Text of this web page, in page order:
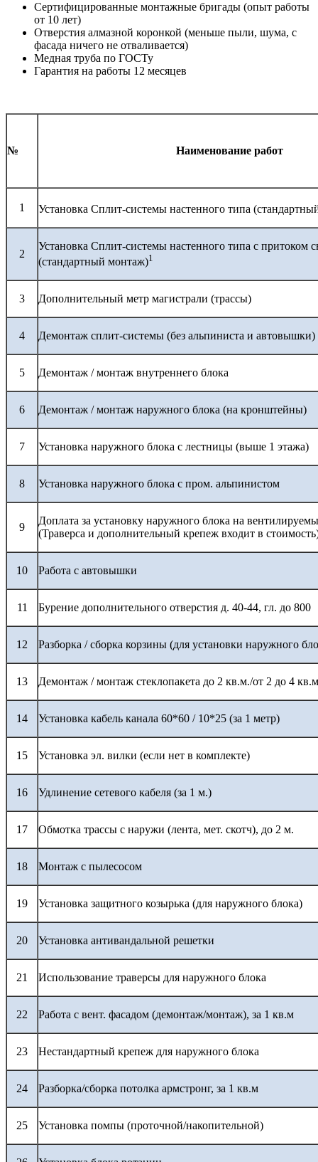
Сертифицированные монтажные бригады (опыт работы
от 10 лет)
Отверстия алмазной коронкой (меньше пыли, шума, с
фасада ничего не отваливается)
Медная труба по ГОСТу
Гарантия на работы 12 месяцев
№ Наименование работ
1 Установка Сплит-системы настенного типа
2
Установка Сплит-системы настенного типа с притоком
(стандартный монтаж)1
3 Дополнительный метр магистрали (трассы)
4 Демонтаж сплит-системы (без альпиниста и автовышки)
5 Демонтаж / монтаж внутреннего блока
6 Демонтаж / монтаж наружного блока (на кронштейны)
7 Установка наружного блока с лестницы (выше 1 этажа)
8 Установка наружного блока с пром. альпинистом
9
Доплата за установку наружного блока на
(Траверса и дополнительный крепеж входит в
10 Работа с автовышки
11 Бурение дополнительного отверстия д. 40-44, гл. до 800
12 Разборка / сборка корзины (для установки наружного
13 Демонтаж / монтаж стеклопакета до 2 кв.м./от 2 до 4
14 Установка кабель канала 60*60 / 10*25 (за 1 метр)
15 Установка эл. вилки (если нет в комплекте)
16 Удлинение сетевого кабеля (за 1 м.)
17 Обмотка трассы с наружи (лента, мет. скотч), до 2 м.
18 Монтаж с пылесосом
19 Установка защитного козырька (для наружного блока)
20 Установка антивандальной решетки
21 Использование траверсы для наружного блока
22 Работа с вент. фасадом (демонтаж/монтаж), за 1 кв.м
23 Нестандартный крепеж для наружного блока
24 Разборка/сборка потолка армстронг, за 1 кв.м
25 Установка помпы (проточной/накопительной)